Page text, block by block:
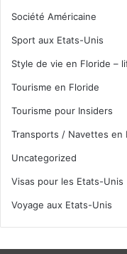
Société Américaine
Sport aux Etats-Unis
Style de vie en Floride –
Tourisme en Floride
Tourisme pour Insiders
Transports / Navettes en
Uncategorized
Visas pour les Etats-Unis
Voyage aux Etats-Unis